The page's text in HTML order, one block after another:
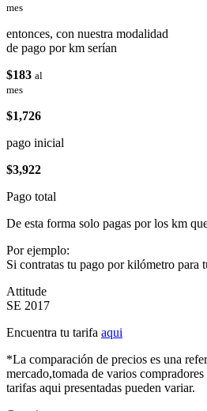
mes
entonces, con nuestra modalidad
de pago por km serían
$183 al
mes
$1,726
pago inicial
$3,922
Pago total
De esta forma solo pagas por los km
Por ejemplo:
Si contratas tu pago por kilómetro para
Attitude
SE 2017
Encuentra tu tarifa aqui
*La comparación de precios es una
mercado,tomada de varios
tarifas aqui presentadas pueden variar.